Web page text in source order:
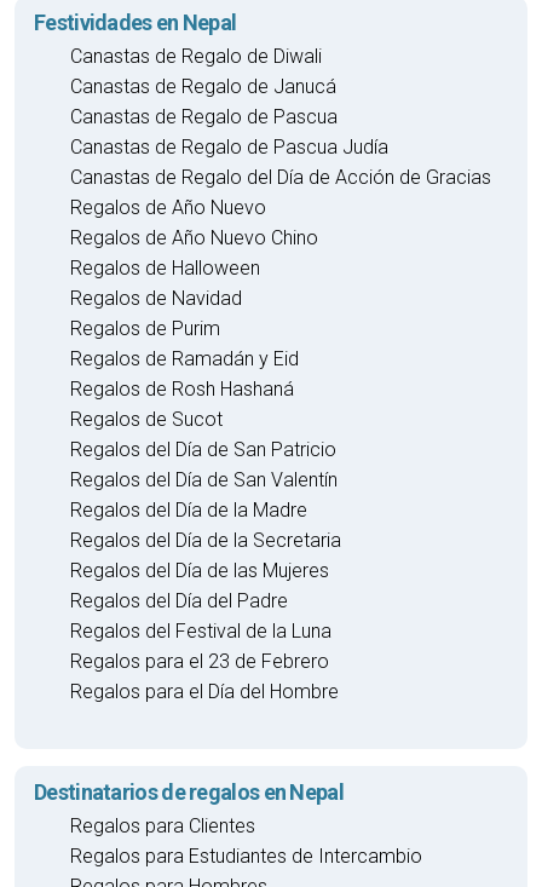
Festividades en Nepal
Canastas de Regalo de Diwali
Canastas de Regalo de Janucá
Canastas de Regalo de Pascua
Canastas de Regalo de Pascua Judía
Canastas de Regalo del Día de Acción de Gracias
Regalos de Año Nuevo
Regalos de Año Nuevo Chino
Regalos de Halloween
Regalos de Navidad
Regalos de Purim
Regalos de Ramadán y Eid
Regalos de Rosh Hashaná
Regalos de Sucot
Regalos del Día de San Patricio
Regalos del Día de San Valentín
Regalos del Día de la Madre
Regalos del Día de la Secretaria
Regalos del Día de las Mujeres
Regalos del Día del Padre
Regalos del Festival de la Luna
Regalos para el 23 de Febrero
Regalos para el Día del Hombre
Destinatarios de regalos en Nepal
Regalos para Clientes
Regalos para Estudiantes de Intercambio